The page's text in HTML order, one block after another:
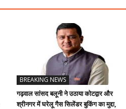
BREAKING NEWS
गढ़वाल सांसद बलूनी ने उठाया कोटद्वार और
श्रीनगर में घरेलू गैस सिलेंडर बुकिंग का मुद्दा,